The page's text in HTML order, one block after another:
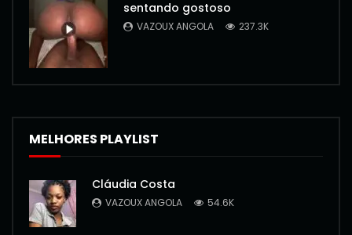
sentando gostoso
VAZOUX ANGOLA 237.3K
MELHORES PLAYLIST
Cláudia Costa
VAZOUX ANGOLA 54.6K